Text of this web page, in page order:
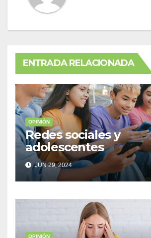
ENTRADA RELACIONADA
OPINIÓN
Redes sociales y
adolescentes
JUN 29, 2024
OPINIÓN